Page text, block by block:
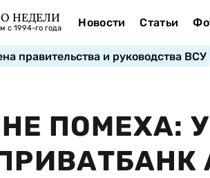
НЕДЕЛИ
с 1994-го года Новости Статьи
правительства и руководства ВСУ
ПОМЕХА: